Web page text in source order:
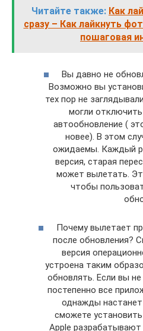
Читайте также: Как
сразу – Как лайкнуть
пошаговая
Вы давно не
Возможно вы
тех пор не
могли
автообновление (
новее). В этом
ожидаемы. Каждый
версия, старая
может вылетать.
чтобы
Почему вылетает
после обновления?
версия
устроена таким
обновлять. Если вы
постепенно все
однажды
сможете
Apple